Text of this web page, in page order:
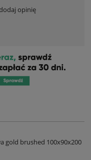
opinię
gold brushed 100x90x200